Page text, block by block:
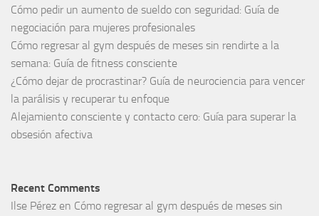
Cómo pedir un aumento de sueldo con seguridad: Guía de
negociación para mujeres profesionales
Cómo regresar al gym después de meses sin rendirte a la
semana: Guía de fitness consciente
¿Cómo dejar de procrastinar? Guía de neurociencia para vencer
la parálisis y recuperar tu enfoque
Alejamiento consciente y contacto cero: Guía para superar la
obsesión afectiva
Recent Comments
Ilse Pérez en Cómo regresar al gym después de meses sin